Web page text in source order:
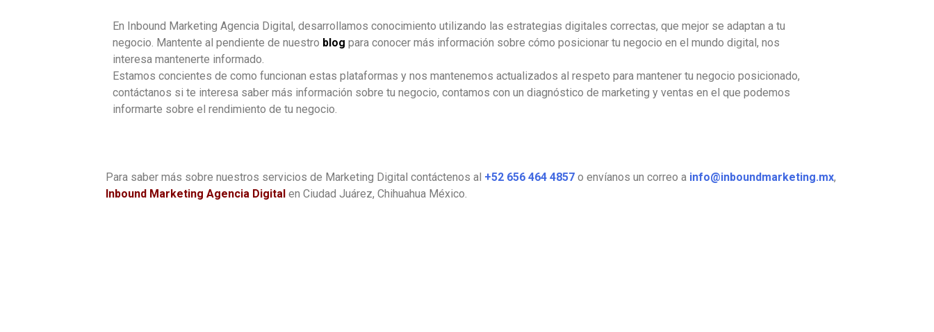
En Inbound Marketing Agencia Digital, desarrollamos conocimiento utilizando las estrategias digitales correctas, que mejor se adaptan a tu
negocio. Mantente al pendiente de nuestro blog para conocer más información sobre cómo posicionar tu negocio en el mundo digital, nos
interesa mantenerte informado.
Estamos concientes de como funcionan estas plataformas y nos mantenemos actualizados al respeto para mantener tu negocio posicionado,
contáctanos si te interesa saber más información sobre tu negocio, contamos con un diagnóstico de marketing y ventas en el que podemos
informarte sobre el rendimiento de tu negocio.
Para saber más sobre nuestros servicios de Marketing Digital contáctenos al +52 656 464 4857 o envíanos un correo a info@inboundmarketing.mx,
Inbound Marketing Agencia Digital en Ciudad Juárez, Chihuahua México.